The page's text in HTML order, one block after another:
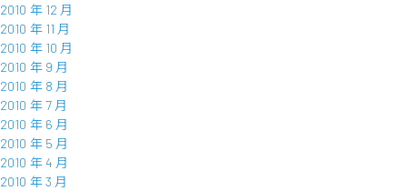
2010 年 12 月
2010 年 11 月
2010 年 10 月
2010 年 9 月
2010 年 8 月
2010 年 7 月
2010 年 6 月
2010 年 5 月
2010 年 4 月
2010 年 3 月